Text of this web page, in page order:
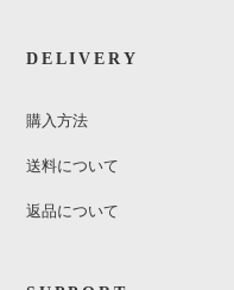
DELIVERY
購入方法
送料について
返品について